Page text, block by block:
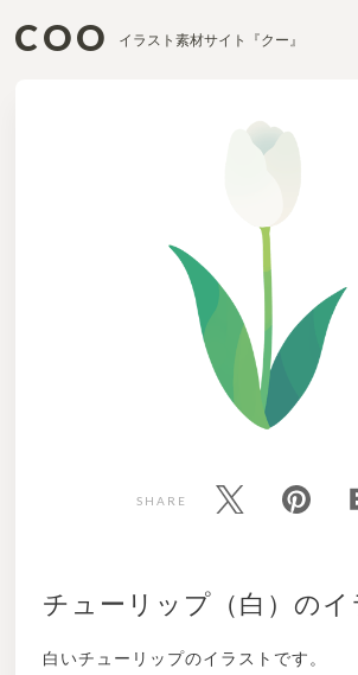
COO イラスト素材サイト『クー』
SHARE
チューリップ（白）のイ
白いチューリップのイラストです。